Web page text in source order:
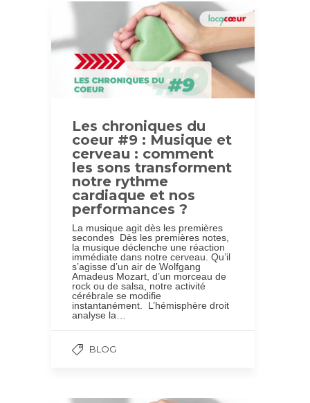
Les chroniques du
coeur #9 : Musique et
cerveau : comment
les sons transforment
notre rythme
cardiaque et nos
performances ?
La musique agit dès les premières
secondes Dès les premières notes,
la musique déclenche une réaction
immédiate dans notre cerveau. Qu’il
s’agisse d’un air de Wolfgang
Amadeus Mozart, d’un morceau de
rock ou de salsa, notre activité
cérébrale se modifie
instantanément. L’hémisphère droit
analyse la…
BLOG